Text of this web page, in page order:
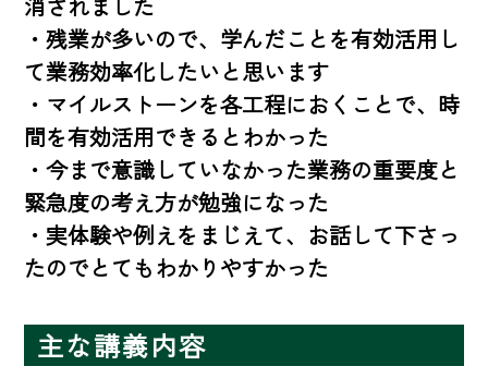
・残業が多いので、学んだことを有効活用し
て業務効率化したいと思います
・マイルストーンを各工程におくことで、時
間を有効活用できるとわかった
・今まで意識していなかった業務の重要度と
緊急度の考え方が勉強になった
・実体験や例えをまじえて、お話して下さっ
たのでとてもわかりやすかった
主な講義内容